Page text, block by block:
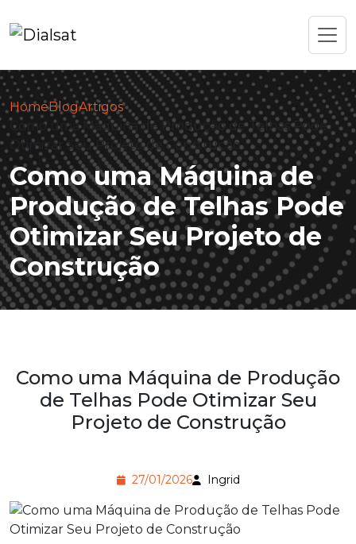
HomeBlogArtigos
Como uma Máquina de Produção de Telhas Pode
Otimizar Seu Projeto de Construção
Como uma Máquina de
Produção de Telhas Pode
Otimizar Seu Projeto de
Construção
Como uma Máquina de Produção
de Telhas Pode Otimizar Seu
Projeto de Construção
27/01/2026 Ingrid